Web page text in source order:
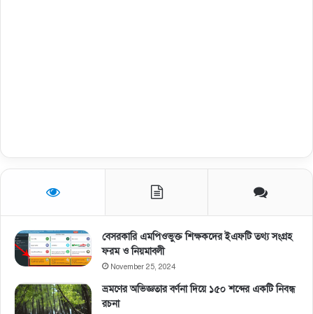
বেসরকারি এমপিওভুক্ত শিক্ষকদের ইএফটি তথ্য সংগ্রহ
ফরম ও নিয়মাবলী
November 25, 2024
ভ্রমণের অভিজ্ঞতার বর্ণনা দিয়ে ১৫০ শব্দের একটি নিবন্ধ
রচনা